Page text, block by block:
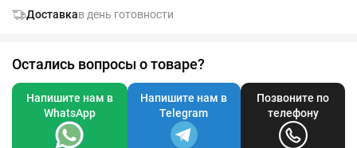
Два боковых и один нагрудный карман на молнии
Низ изделия, края рукавов и капюшона обработаны
эластичной бейкой
Молния по низу изделия для удобства нанесения
Отрывной ярлык
Доставкав день готовности
Остались вопросы о товаре?
Напишите нам в
WhatsApp
Напишите нам в
Telegram
Позвоните по
телефону